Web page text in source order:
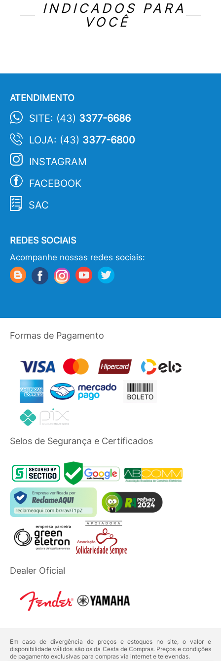
INDICADOS PARA
VOCÊ
ATENDIMENTO
SITE: (43) 3377-6686
LOJA: (43) 3377-6800
INSTAGRAM
FACEBOOK
SAC
REDES SOCIAIS
Acompanhe nossas redes sociais:
Formas de Pagamento
Selos de Segurança e Certificados
Dealer Oficial
Em caso de divergência de preços e estoques no site, o valor e
disponibilidade válidos são os da Cesta de Compras. Preços e condições
de pagamento exclusivas para compras via internet e televendas.